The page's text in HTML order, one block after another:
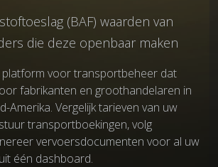
(BAF) waarden van
die deze openbaar maken
platform voor transportbeheer dat
fabrikanten en groothandelaren in
Amerika. Vergelijk tarieven van uw
transportboekingen, volg
vervoersdocumenten voor al uw
één dashboard.